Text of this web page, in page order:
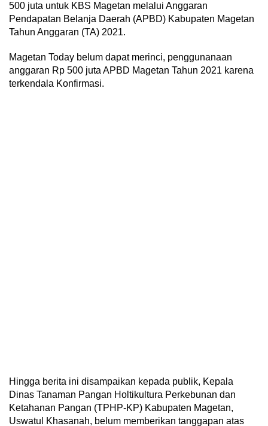
500 juta untuk KBS Magetan melalui Anggaran
Pendapatan Belanja Daerah (APBD) Kabupaten Magetan
Tahun Anggaran (TA) 2021.
Magetan Today belum dapat merinci, penggunanaan
anggaran Rp 500 juta APBD Magetan Tahun 2021 karena
terkendala Konfirmasi.
Hingga berita ini disampaikan kepada publik, Kepala
Dinas Tanaman Pangan Holtikultura Perkebunan dan
Ketahanan Pangan (TPHP-KP) Kabupaten Magetan,
Uswatul Khasanah, belum memberikan tanggapan atas